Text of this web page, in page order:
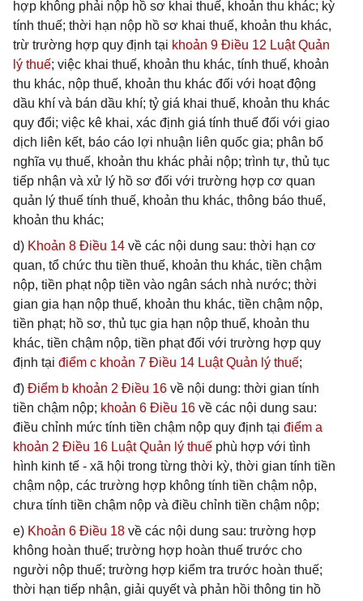
hợp không phải nộp hồ sơ khai thuế, khoản thu khác; kỳ
tính thuế; thời hạn nộp hồ sơ khai thuế, khoản thu khác,
trừ trường hợp quy định tại khoản 9 Điều 12 Luật Quản
lý thuế; việc khai thuế, khoản thu khác, tính thuế, khoản
thu khác, nộp thuế, khoản thu khác đối với hoạt động
dầu khí và bán dầu khí; tỷ giá khai thuế, khoản thu khác
quy đổi; việc kê khai, xác định giá tính thuế đối với giao
dịch liên kết, báo cáo lợi nhuận liên quốc gia; phân bổ
nghĩa vụ thuế, khoản thu khác phải nộp; trình tự, thủ tục
tiếp nhận và xử lý hồ sơ đối với trường hợp cơ quan
quản lý thuế tính thuế, khoản thu khác, thông báo thuế,
khoản thu khác;
d) Khoản 8 Điều 14 về các nội dung sau: thời hạn cơ
quan, tổ chức thu tiền thuế, khoản thu khác, tiền chậm
nộp, tiền phạt nộp tiền vào ngân sách nhà nước; thời
gian gia hạn nộp thuế, khoản thu khác, tiền chậm nộp,
tiền phạt; hồ sơ, thủ tục gia hạn nộp thuế, khoản thu
khác, tiền chậm nộp, tiền phạt đối với trường hợp quy
định tại điểm c khoản 7 Điều 14 Luật Quản lý thuế;
đ) Điểm b khoản 2 Điều 16 về nội dung: thời gian tính
tiền chậm nộp; khoản 6 Điều 16 về các nội dung sau:
điều chỉnh mức tính tiền chậm nộp quy định tại điểm a
khoản 2 Điều 16 Luật Quản lý thuế phù hợp với tình
hình kinh tế - xã hội trong từng thời kỳ, thời gian tính tiền
chậm nộp, các trường hợp không tính tiền chậm nộp,
chưa tính tiền chậm nộp và điều chỉnh tiền chậm nộp;
e) Khoản 6 Điều 18 về các nội dung sau: trường hợp
không hoàn thuế; trường hợp hoàn thuế trước cho
người nộp thuế; trường hợp kiểm tra trước hoàn thuế;
thời hạn tiếp nhận, giải quyết và phản hồi thông tin hồ